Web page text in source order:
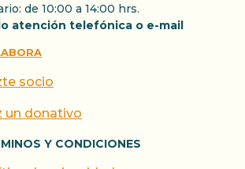
de 10:00 a 14:00 hrs.
atención telefónica o e-mail
socio
un donativo
Y CONDICIONES